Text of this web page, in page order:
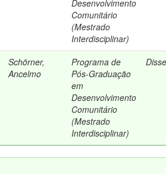
Desenvolvimento
Comunitário
(Mestrado
Interdisciplinar)
Schörner,
Ancelmo
Programa de
Pós-Graduação
em
Desenvolvimento
Comunitário
(Mestrado
Interdisciplinar)